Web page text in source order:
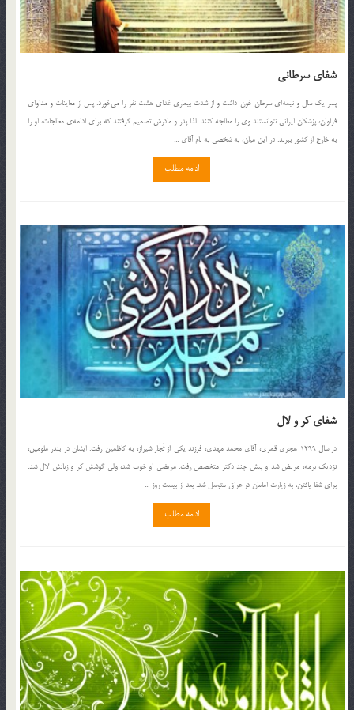
شفای سرطانی
پسر يك سال و نيمه‌اي سرطان خون داشت و از شدت بيماري غذاي هشت نفر را مي‌خورد. پس از معاينات و مداواي
فراوان، پزشكان ايراني نتوانستند وي را معالجه كنند. لذا پدر و مادرش تصميم گرفتند كه براي ادامه‌ي معالجات، او را
به خارج از كشور ببرند. در اين ميان، به شخصي به نام آقاي ...
ادامه مطلب
شفای کر و لال
در سال 1299 هجري قمري، آقاي محمد مهدي، فرزند يكي از تُجّار شيراز، به كاظمين رفت. ايشان در بندر ملومين،
نزديك برمه، مريض شد و پيش چند دكتر متخصص رفت. مريضي او خوب شد، ولي گوشش كر و زبانش لال شد.
براي شفا يافتن، به زيارت امامان در عراق متوسل شد. بعد از بيست روز ...
ادامه مطلب